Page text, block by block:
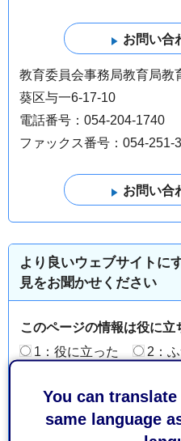
You can
same language
教育委員会事務局教育局教
葵区与一6-17-10
電話番号：054-204-1740
ファックス番号：054-251-
より良いウェブサイトに
見をお聞かせください
このページの情報は役に立
1：役に立った
2：
このページの情報は見つ
1：見つけやすかった